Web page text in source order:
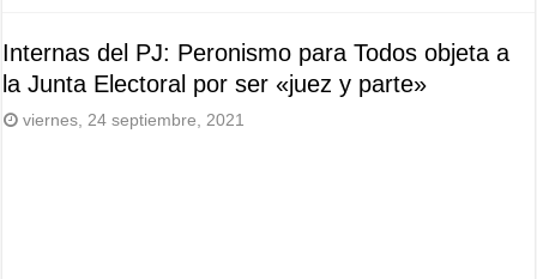
Internas del PJ: Peronismo para Todos objeta a
la Junta Electoral por ser «juez y parte»
viernes, 24 septiembre, 2021